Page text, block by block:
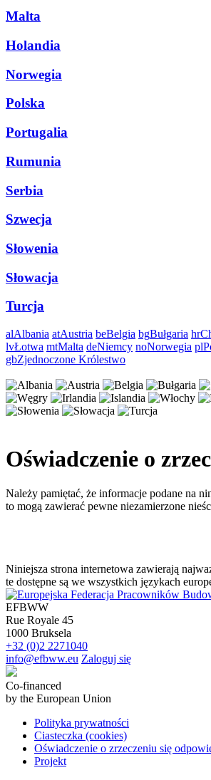
Malta
Holandia
Norwegia
Polska
Portugalia
Rumunia
Serbia
Szwecja
Słowenia
Słowacja
Turcja
alAlbania atAustria beBelgia bgBułgaria hr
lvŁotwa mtMalta deNiemcy noNorwegia pl
gbZjednoczone Królestwo
Oświadczenie o
Należy pamiętać, że informacje podane na
to mogą zawierać pewne niezamierzone
Niniejsza strona internetowa zawierają
te dostępne są we wszystkich językach
EFBWW
Rue Royale 45
1000 Bruksela
+32 (0)2 2271040
info@efbww.eu Zaloguj się
Co-financed
by the European Union
Polityka prywatności
Ciasteczka (cookies)
Oświadczenie o zrzeczeniu się
Projekt